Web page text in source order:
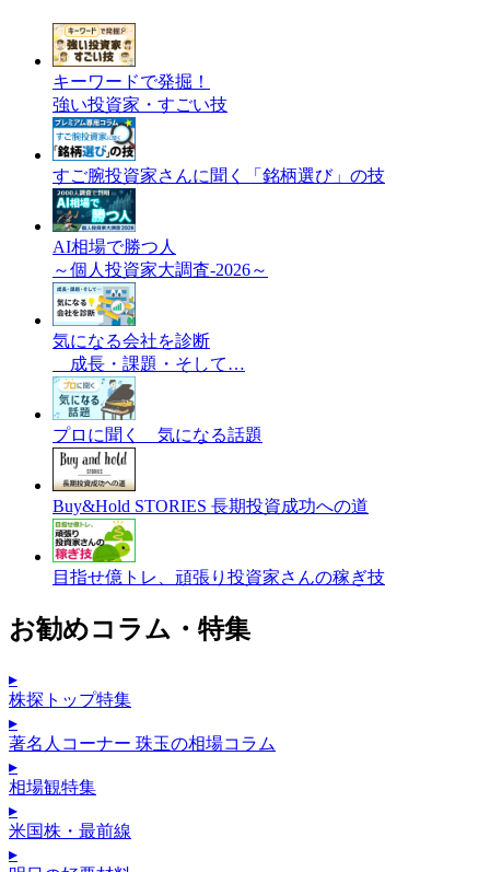
キーワードで発掘！
強い投資家・すごい技
すご腕投資家さんに聞く「銘柄選び」の技
AI相場で勝つ人
～個人投資家大調査-2026～
気になる会社を診断
成長・課題・そして…
プロに聞く 気になる話題
Buy&Hold STORIES 長期投資成功への道
目指せ億トレ、頑張り投資家さんの稼ぎ技
お勧めコラム・特集
▸
株探トップ特集
▸
著名人コーナー 珠玉の相場コラム
▸
相場観特集
▸
米国株・最前線
▸